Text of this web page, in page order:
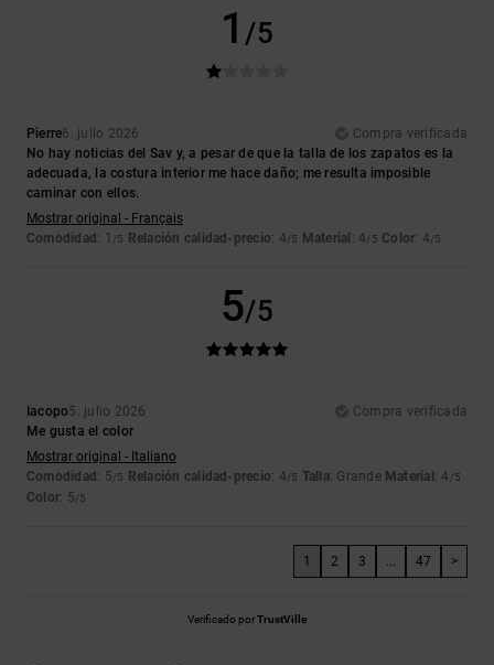
1 /5
Pierre6. julio 2026
Compra verificada
No hay noticias del Sav y, a pesar de que la talla de los zapatos es la
adecuada, la costura interior me hace daño; me resulta imposible
caminar con ellos.
Mostrar original - Français
Comodidad: 1 /5 Relación calidad-precio: 4/5 Material : 4/5 Color: 4/5
5/5
Iacopo5. julio 2026
Compra verificada
Me gusta el color
Mostrar original - Italiano
Comodidad: 5/5 Relación calidad-precio: 4/5 Talla: Grande Material: 4 /5
Color: 5/5
1 2 3 ... 47 >
Verificado porTrustVille